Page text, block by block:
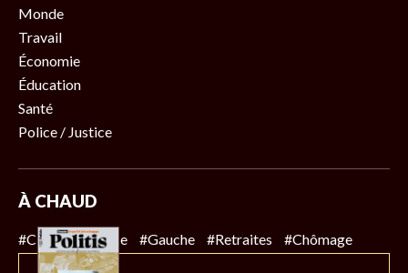
Monde
Travail
Économie
Éducation
Santé
Police / Justice
À CHAUD
#Climat #Police #Gauche #Retraites #Chômage